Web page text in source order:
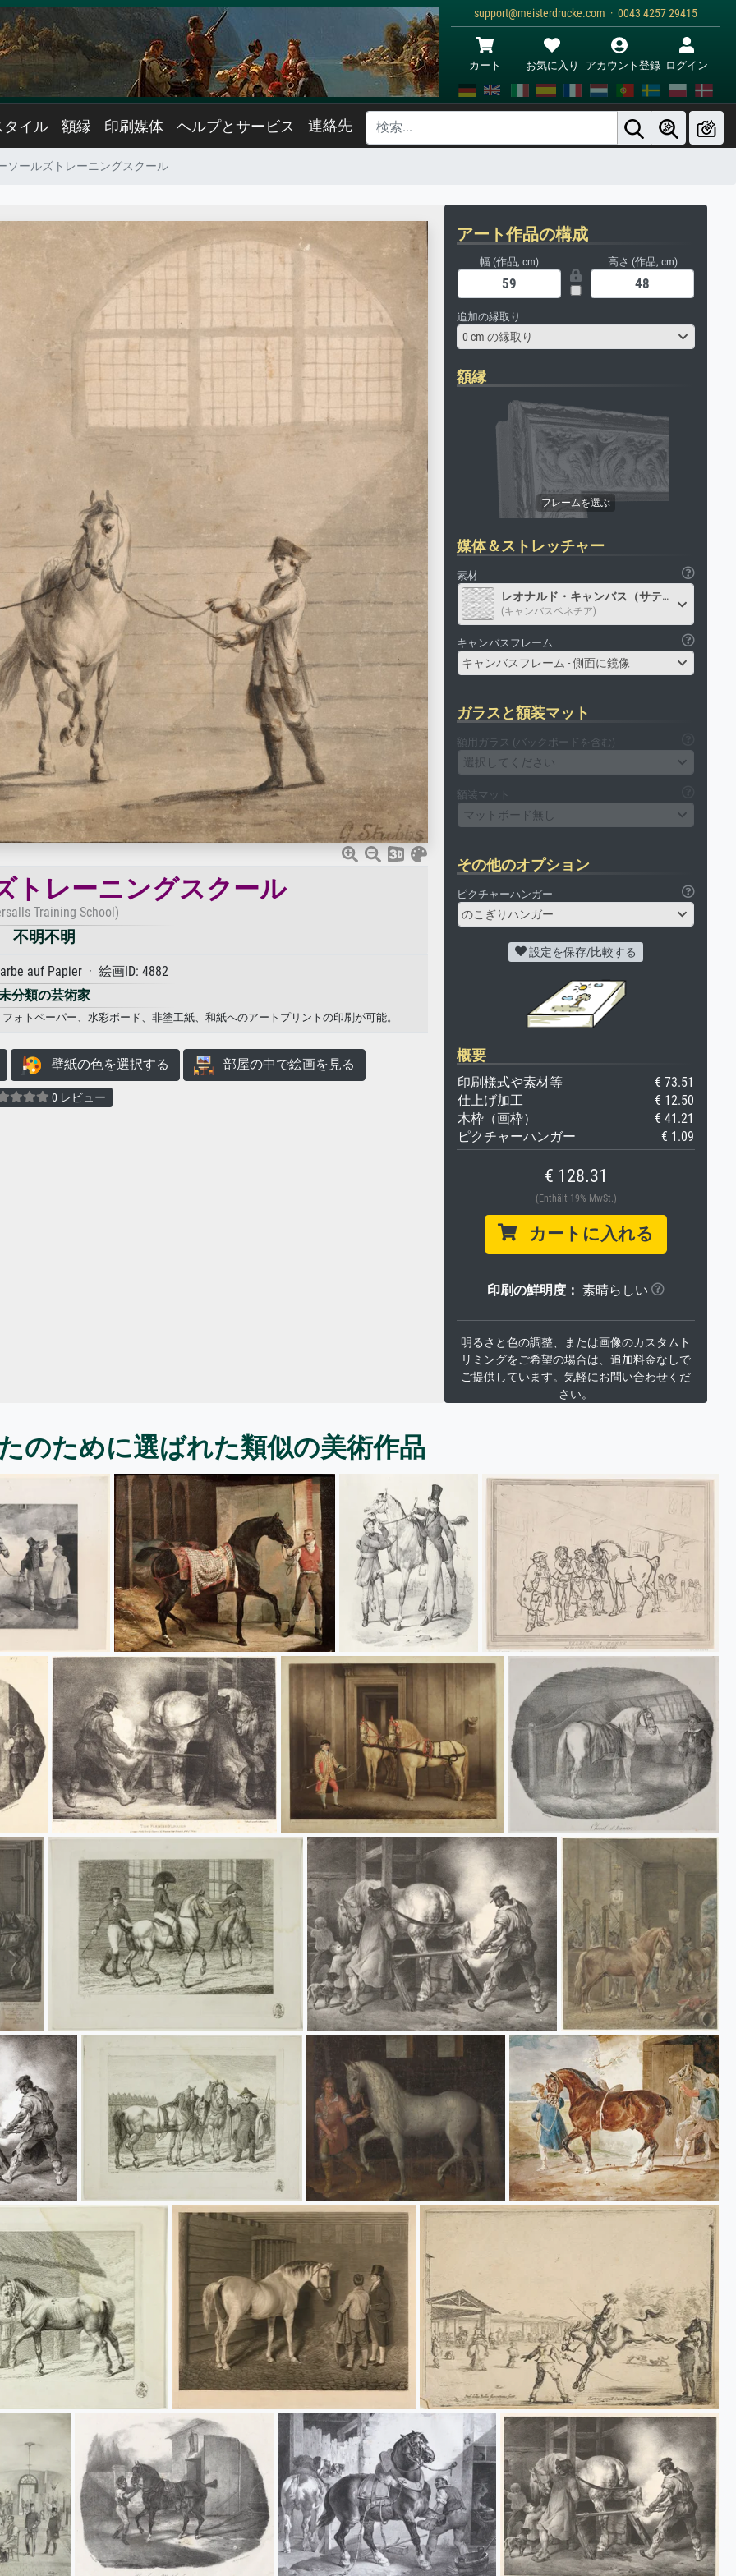
support@meisterdrucke.com · 0043 4257 29415
カート お気に入り アカウント登録 ログイン
タイル 額縁 印刷媒体 ヘルプとサービス 連絡先
ソールズトレーニングスクール
トレーニングスクール
Training School)
不明不明
auf Papier · 絵画ID: 4882
分類の芸術家
ォトペーパー、水彩ボード、非塗工紙、和紙へのアートプリントの印刷が可能。
壁紙の色を選択する 部屋の中で絵画を見る
0 レビュー
アート作品の構成
幅 (作品, cm) 高さ (作品, cm)
追加の縁取り
0 cm の縁取り
額縁
媒体＆ストレッチャー
素材
レオナルド・キャンバス（サテン）
(キャンバスベネチア)
キャンバスフレーム
キャンバスフレーム - 側面に鏡像
ガラスと額装マット
額用ガラス (バックボードを含む)
選択してください
額装マット
マットボード無し
その他のオプション
ピクチャーハンガー
のこぎりハンガー
設定を保存/比較する
概要
印刷様式や素材等
€ 73.51
仕上げ加工
€ 12.50
木枠（画枠）
€ 41.21
ピクチャーハンガー
€ 1.09
€ 128.31
(Enthält 19% MwSt.)
カートに入れる
印刷の鮮明度： 素晴らしい
明るさと色の調整、または画像のカスタムト
リミングをご希望の場合は、追加料金なしで
ご提供しています。気軽にお問い合わせくだ
さい。
のために選ばれた類似の美術作品